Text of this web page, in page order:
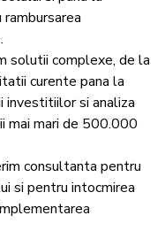
solutii complexe, de la
curente pana la
investitiilor si analiza
mai mari de 500.000
consultanta pentru
si pentru intocmirea